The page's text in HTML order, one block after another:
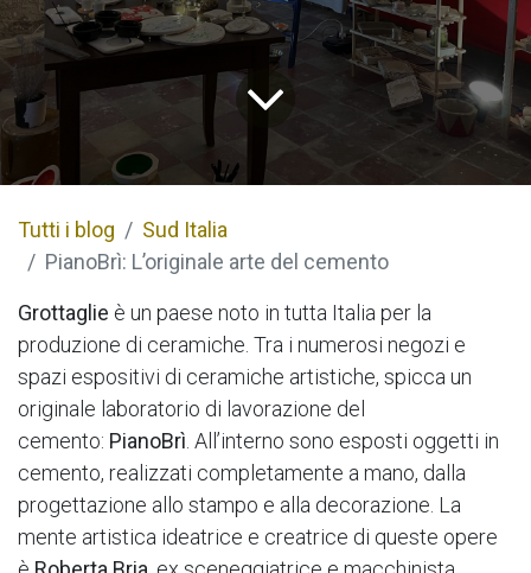
Tutti i blog
Sud Italia
PianoBrì: L’originale arte del cemento
Grottaglie è un paese noto in tutta Italia per la
produzione di ceramiche. Tra i numerosi negozi e
spazi espositivi di ceramiche artistiche, spicca un
originale laboratorio di lavorazione del
cemento: PianoBrì . All’interno sono esposti oggetti in
cemento, realizzati completamente a mano, dalla
progettazione allo stampo e alla decorazione. La
mente artistica ideatrice e creatrice di queste opere